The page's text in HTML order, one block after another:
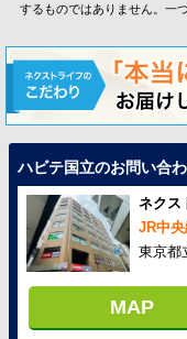
するものではありません。一
ハビテ国立のお問い合
ネクス
JR中
東京都
MAP